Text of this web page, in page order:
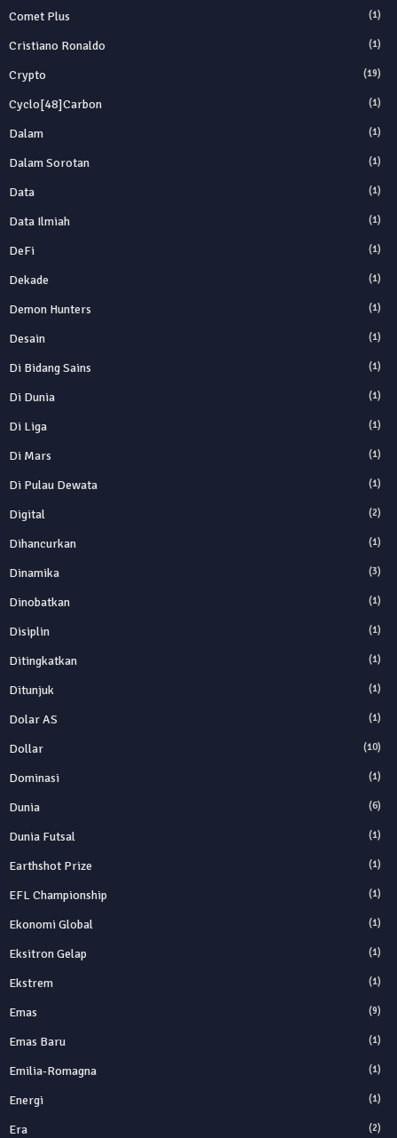
Comet Plus (1)
Cristiano Ronaldo (1)
Crypto (19)
Cyclo[48]carbon (1)
Dalam (1)
Dalam Sorotan (1)
Data (1)
Data Ilmiah (1)
DeFi (1)
Dekade (1)
Demon Hunters (1)
Desain (1)
Di Bidang Sains (1)
Di Dunia (1)
Di Liga (1)
Di Mars (1)
Di Pulau Dewata (1)
Digital (2)
Dihancurkan (1)
Dinamika (3)
Dinobatkan (1)
Disiplin (1)
Ditingkatkan (1)
Ditunjuk (1)
Dolar AS (1)
Dollar (10)
Dominasi (1)
Dunia (6)
Dunia Futsal (1)
Earthshot Prize (1)
EFL Championship (1)
Ekonomi Global (1)
Eksitron Gelap (1)
Ekstrem (1)
Emas (9)
Emas Baru (1)
Emilia-Romagna (1)
Energi (1)
Era (2)